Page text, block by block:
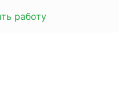
работу